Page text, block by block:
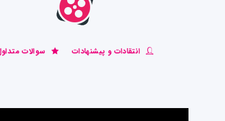
انتقادات و پیشنهادات سوالات